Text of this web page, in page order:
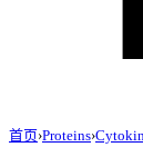
首页›Proteins›